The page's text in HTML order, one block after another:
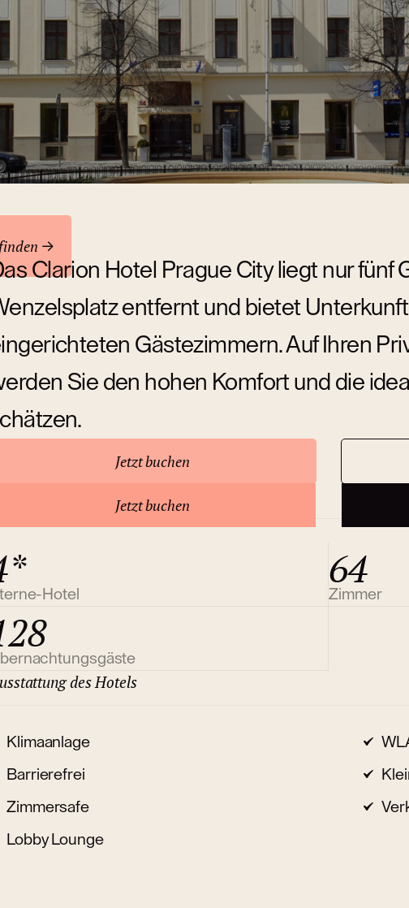
Clarion Hotel Prague City liegt nur fünf
entfernt und bietet
Gästezimmern. Auf Ihren
Sie den hohen Komfort und die
Jetzt buchen
Jetzt buchen
Hotel
64
Zimmer
des Hotels
Klimaanlage
Barrierefrei
Zimmersafe
Lobby Lounge